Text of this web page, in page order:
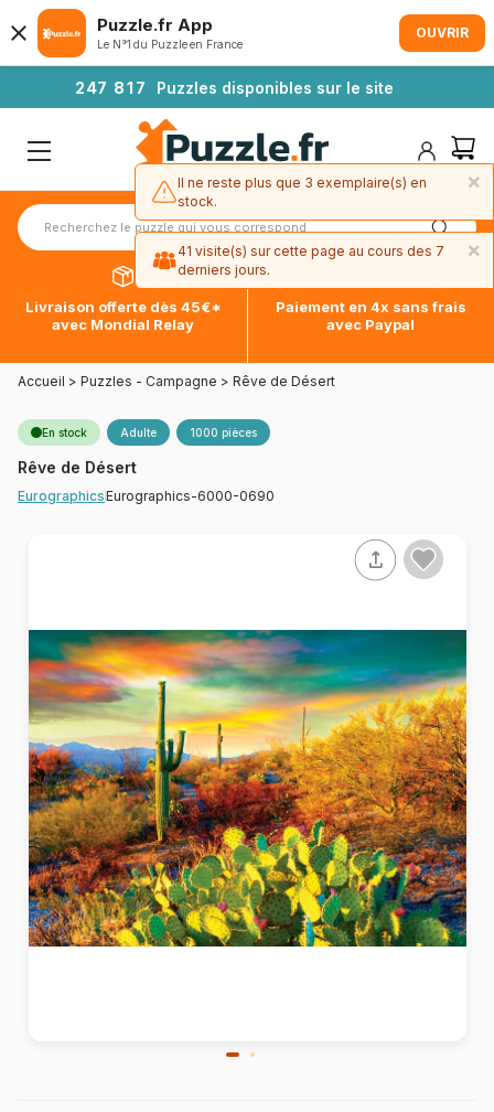
247 81 7 Puzzles disponibles sur le site
Livraison offerte dès 45€*
avec Mondial Relay
Paiement en 4x sans frais
avec Paypal
Accueil > Puzzles - Campagne > Rêve de Désert
En stock Adulte 1000 pièces
Rêve de Désert
EurographicsEurographics-6000-0690
Puzzle.fr App
Le N°1 du Puzzle en France
OUVRIR
×
Il ne reste plus que 3 exemplaire(s) en
stock.
×
41 visite(s) sur cette page au cours des 7
derniers jours.